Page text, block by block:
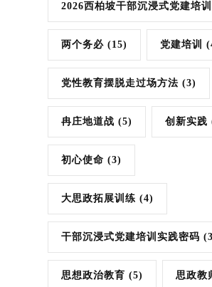
2026西柏坡干部沉浸式党建培训
两个务必 (15) 党建培训
党性教育摆脱走过场方法 (3)
冉庄地道战 (5) 创新实践
初心使命 (3)
大思政拓展训练 (4)
干部沉浸式党建培训实践密码
思想政治教育 (5) 思政教